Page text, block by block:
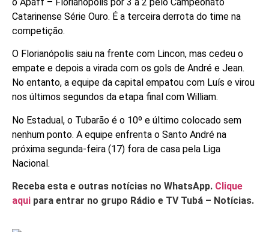
Catarinense Série Ouro. É a terceira derrota do time na
competição.
O Florianópolis saiu na frente com Lincon, mas cedeu o
empate e depois a virada com os gols de André e Jean.
No entanto, a equipe da capital empatou com Luís e virou
nos últimos segundos da etapa final com William.
No Estadual, o Tubarão é o 10º e último colocado sem
nenhum ponto. A equipe enfrenta o Santo André na
próxima segunda-feira (17) fora de casa pela Liga
Nacional.
Receba esta e outras notícias no WhatsApp. Clique
aqui para entrar no grupo Rádio e TV Tubá – Notícias.